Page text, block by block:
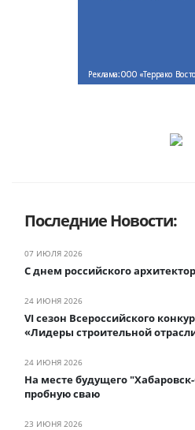
Последние Новости:
07 ИЮЛЯ 2026
С днем российского
24 ИЮНЯ 2026
VI сезон Всероссийского
«Лидеры строительной
24 ИЮНЯ 2026
На месте будущего
пробную сваю
23 ИЮНЯ 2026